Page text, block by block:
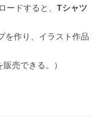
ドすると、 Tシャツ
を作り、イラスト作品
売できる。）